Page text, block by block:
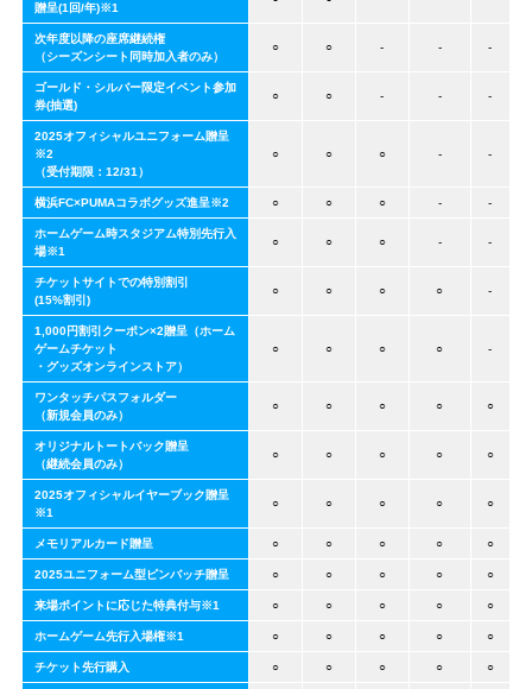
贈呈(1回/年)※1
次年度以降の座席継続権
（シーズンシート同時加入者のみ）
○ ○ - - -
ゴールド・シルバー限定イベント参加
券(抽選)
○ ○ - - -
2025オフィシャルユニフォーム贈呈
※2
（受付期限：12/31）
○ ○ ○ - -
横浜FC×PUMAコラボグッズ進呈※2 ○ ○ ○ - -
ホームゲーム時スタジアム特別先行入
場※1
○ ○ ○ - -
チケットサイトでの特別割引
(15%割引)
○ ○ ○ ○ -
1,000円割引クーポン×2贈呈（ホーム
ゲームチケット
・グッズオンラインストア）
○ ○ ○ ○ -
ワンタッチパスフォルダー
（新規会員のみ）
○ ○ ○ ○ ○
オリジナルトートバック贈呈
（継続会員のみ）
○ ○ ○ ○ ○
2025オフィシャルイヤーブック贈呈
※1
○ ○ ○ ○ ○
メモリアルカード贈呈 ○ ○ ○ ○ ○
2025ユニフォーム型ピンバッチ贈呈 ○ ○ ○ ○ ○
来場ポイントに応じた特典付与※1 ○ ○ ○ ○ ○
ホームゲーム先行入場権※1 ○ ○ ○ ○ ○
チケット先行購入 ○ ○ ○ ○ ○